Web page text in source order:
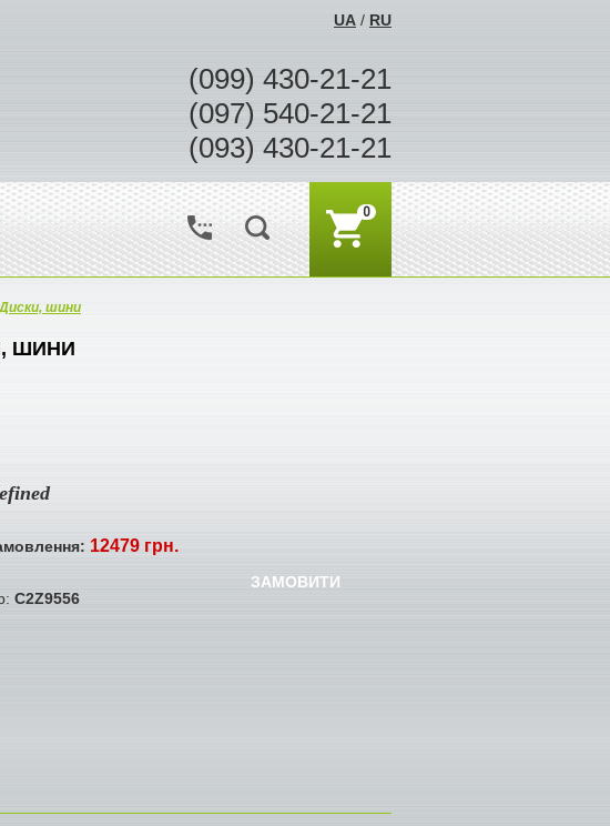
UA / RU
(099) 430-21-21
(097) 540-21-21
(093) 430-21-21
0
Диски, шини
ШИНИ
12479 грн.
ЗАМОВИТИ
C2Z9556